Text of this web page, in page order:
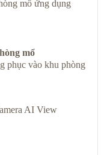
mổ
phục vào khu phòng